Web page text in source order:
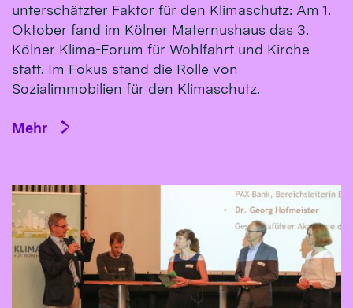
unterschätzter Faktor für den Klimaschutz: Am 1.
Oktober fand im Kölner Maternushaus das 3.
Kölner Klima-Forum für Wohlfahrt und Kirche
statt. Im Fokus stand die Rolle von
Sozialimmobilien für den Klimaschutz.
Mehr